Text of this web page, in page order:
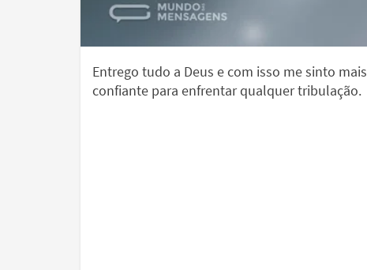
Entrego tudo a Deus e com isso me sinto mais
confiante para enfrentar qualquer tribulação.